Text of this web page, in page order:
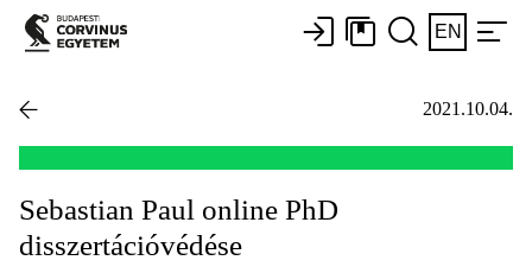
EN
2021.10.04.
Sebastian Paul online PhD
disszertációvédése